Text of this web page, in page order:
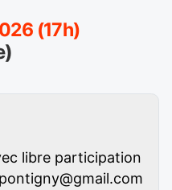
(17h)
libre participation